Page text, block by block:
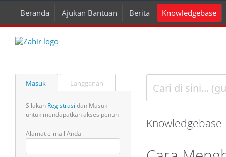
Beranda Ajukan Bantuan Berita Knowledgebase
Masuk Langganan
Silakan Registrasi dan Masuk
untuk mendapatkan akses penuh
Alamat e-mail Anda
Knowledgebase